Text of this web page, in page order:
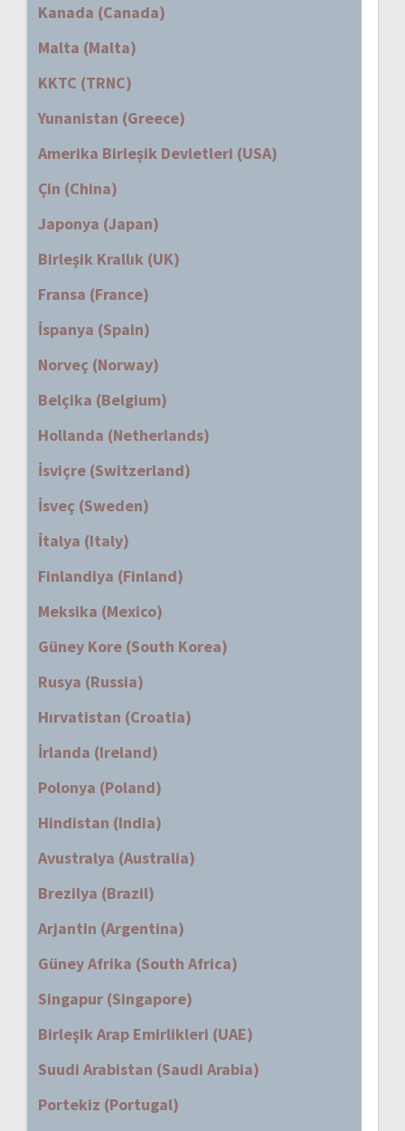
Kanada (Canada)
Malta (Malta)
KKTC (TRNC)
Yunanistan (Greece)
Amerika Birleşik Devletleri (USA)
Çin (China)
Japonya (Japan)
Birleşik Krallık (UK)
Fransa (France)
İspanya (Spain)
Norveç (Norway)
Belçika (Belgium)
Hollanda (Netherlands)
İsviçre (Switzerland)
İsveç (Sweden)
İtalya (Italy)
Finlandiya (Finland)
Meksika (Mexico)
Güney Kore (South Korea)
Rusya (Russia)
Hırvatistan (Croatia)
İrlanda (Ireland)
Polonya (Poland)
Hindistan (India)
Avustralya (Australia)
Brezilya (Brazil)
Arjantin (Argentina)
Güney Afrika (South Africa)
Singapur (Singapore)
Birleşik Arap Emirlikleri (UAE)
Suudi Arabistan (Saudi Arabia)
Portekiz (Portugal)